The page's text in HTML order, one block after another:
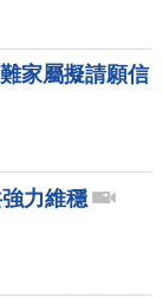
家屬擬請願信
力維穩